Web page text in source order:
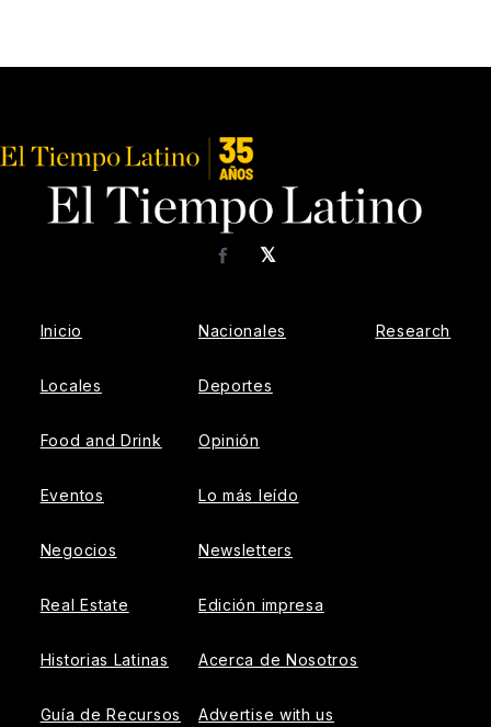
𝕏
Facebook
Inicio
Locales
Food and Drink
Eventos
Negocios
Real Estate
Historias Latinas
Guía de Recursos
Nacionales
Deportes
Opinión
Lo más leído
Newsletters
Edición impresa
Acerca de Nosotros
Advertise with us
Research